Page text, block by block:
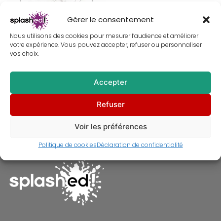
Gérer le consentement
Nous utilisons des cookies pour mesurer l’audience et améliorer
votre expérience. Vous pouvez accepter, refuser ou personnaliser
vos choix.
Accepter
Refuser
Voir les préférences
Politique de cookiesDéclaration de confidentialité
Peinture digitale imprimée sur
30,00€